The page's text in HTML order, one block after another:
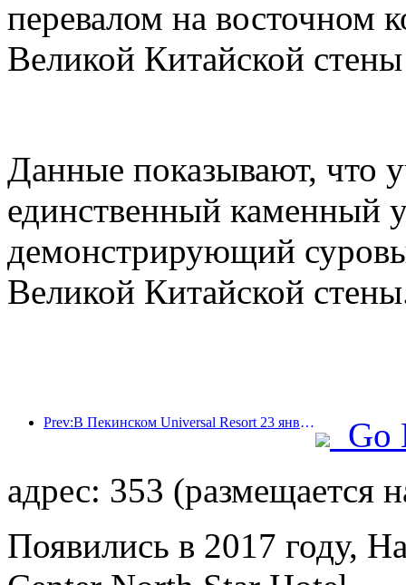
перевалом на восточном
Великой Китайской
Данные показывают, что
единственный каменный
демонстрирующий
Великой Китайской
Prev:В Пекинском Universal Resort 23 января стартует мероприятие, посвященное китайскому Новому году, которое продлится 40 дней.
Go
адрес: 353 (размещается
Появились в 2017 году,